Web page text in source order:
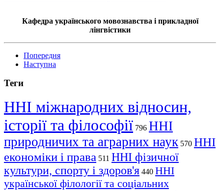
Кафедра українського мовознавства і прикладної
лінгвістики
Попередня
Наступна
Теги
ННІ міжнародних відносин,
історії та філософії 796 ННІ
природничих та аграрних наук 570 ННІ
економіки і права 511 ННІ фізичної
культури, спорту і здоров'я 440 ННІ
української філології та соціальних